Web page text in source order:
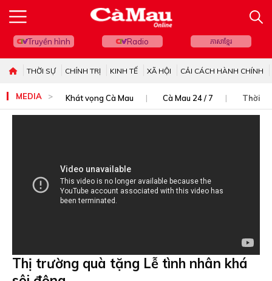
Truyền hình Radio ភាសាខ្មែរ
THỜI SỰ CHÍNH TRỊ KINH TẾ XÃ HỘI CẢI CÁCH HÀNH CHÍNH
MEDIA Khát vọng Cà Mau Cà Mau 24 / 7 Thời sự
Thị trường quà tặng Lễ tình nhân khá